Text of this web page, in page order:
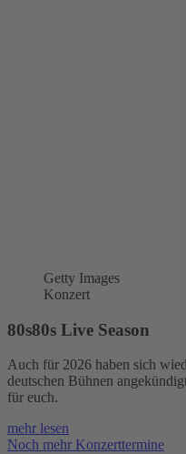
Getty Images
Konzert
80s80s Live Season
Auch für 2026 haben sich
deutschen Bühnen
für euch.
mehr lesen
Noch mehr Konzerttermine